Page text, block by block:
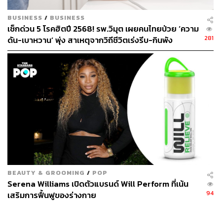
การวินิจฉัยโรคก่อนฝังเข็มมีขั้นตอนอย่างไร
หมอกาแฟ:หลักๆ ก็จะวินิจฉัยจากการตรวจ ด้วยการสังเกต
ลักษณะของลิ้น การแมะ (จับชีพจรบริเวณข้อมือ) ซึ่งจะ
สามารถบ่งบอกได้ถึงพลังของอวัยวะต่างๆ ในร่างกายว่าผิด
ปกติหรือมีปัญหาจุดไหนบ้าง รวมถึงการซักถามพูดคุย เพื่อให้
ได้ข้อมูลพฤติกรรมการใช้ชีวิตของคนไข้ให้เยอะที่สุด แล้วนำ
มาประมวลผล ซึ่งผลลัพธ์ของแต่ละคนก็จะไม่เหมือนกัน
ตัวอย่างเช่น ปวดหัวเหมือนกัน แต่บางคนปวดหัวเพราะความ
เย็น ขณะที่บางคนปวดหัวเพราะความร้อน การรักษาก็จะไม่
เหมือนกัน
BUSINESS / BUSINESS
เช็กด่วน 5 โรคฮิตปี 2568! รพ.วิมุต เผยคนไทยป่วย ‘ความ
ดัน-เบาหวาน’ พุ่ง สาเหตุจากวิถีชีวิตเร่งรีบ-กินพัง
281
BEAUTY & GROOMING / POP
Serena Williams เปิดตัวแบรนด์ Will Perform ที่เน้น
เสริมการฟื้นฟูของร่างกาย
94